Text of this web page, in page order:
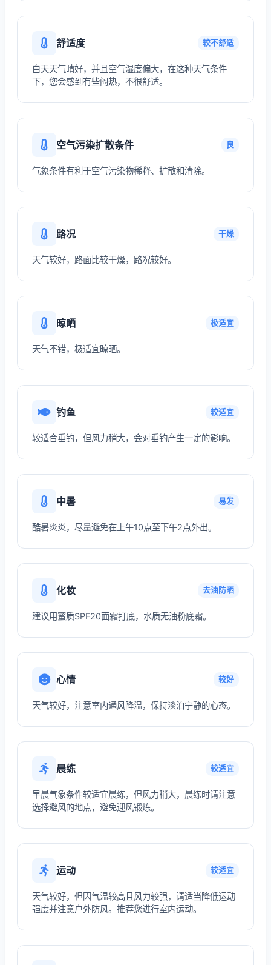
舒适度 较不舒适
白天天气晴好，并且空气湿度偏大，在这种天气条件
下，您会感到有些闷热，不很舒适。
空气污染扩散条件 良
气象条件有利于空气污染物稀释、扩散和清除。
路况 干燥
天气较好，路面比较干燥，路况较好。
晾晒 极适宜
天气不错，极适宜晾晒。
钓鱼 较适宜
较适合垂钓，但风力稍大，会对垂钓产生一定的影响。
中暑 易发
酷暑炎炎，尽量避免在上午10点至下午2点外出。
化妆 去油防晒
建议用蜜质SPF20面霜打底，水质无油粉底霜。
心情 较好
天气较好，注意室内通风降温，保持淡泊宁静的心态。
晨练 较适宜
早晨气象条件较适宜晨练，但风力稍大，晨练时请注意
选择避风的地点，避免迎风锻炼。
运动 较适宜
天气较好，但因气温较高且风力较强，请适当降低运动
强度并注意户外防风。推荐您进行室内运动。